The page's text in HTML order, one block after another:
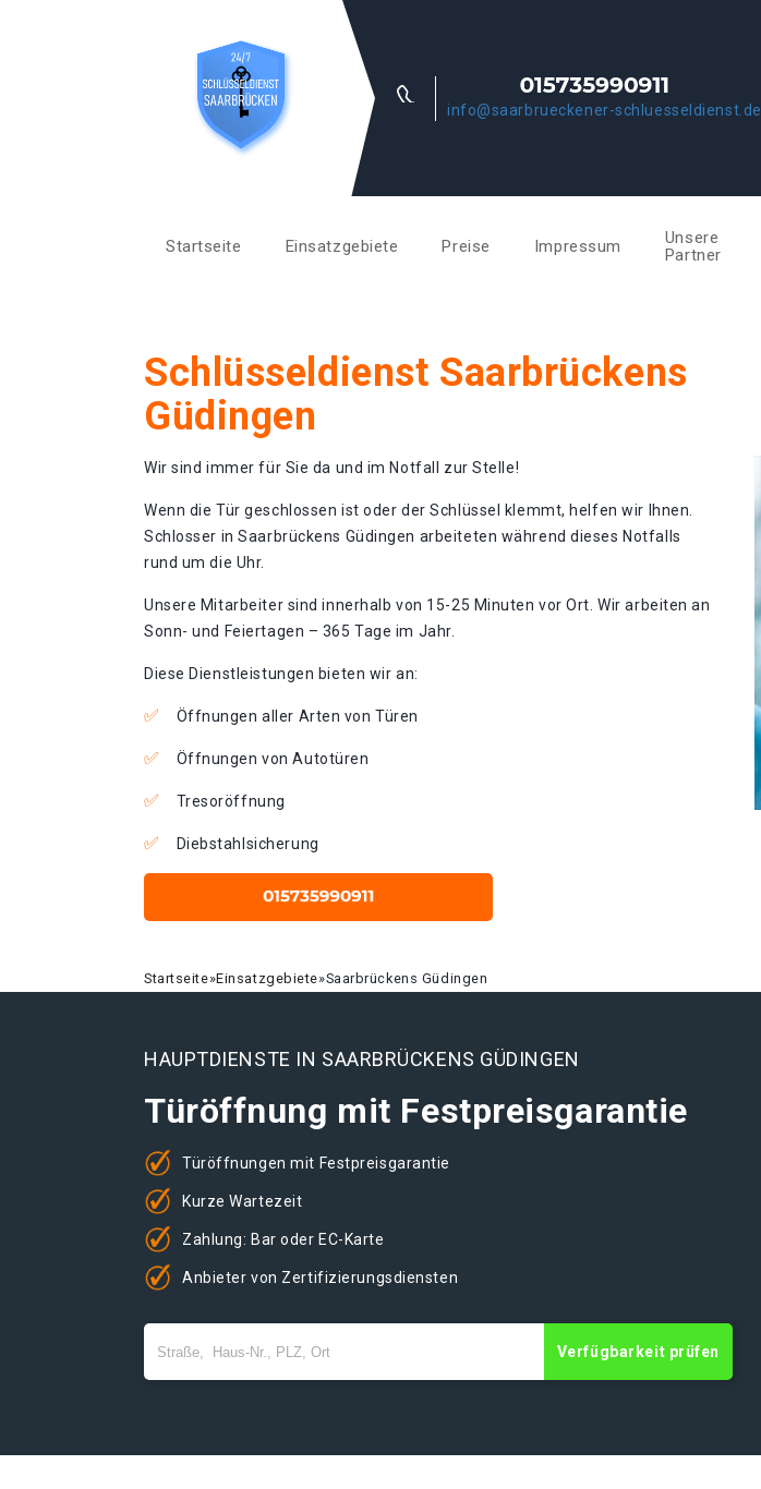
info@saarbrueckener-schluesseldienst.de
Startseite Einsatzgebiete Preise Impressum
Unsere
Partner
Schlüsseldienst Saarbrückens
Güdingen
Wir sind immer für Sie da und im Notfall zur Stelle!
Wenn die Tür geschlossen ist oder der Schlüssel klemmt, helfen wir Ihnen.
Schlosser in Saarbrückens Güdingen arbeiteten während dieses Notfalls
rund um die Uhr.
Unsere Mitarbeiter sind innerhalb von 15-25 Minuten vor Ort. Wir arbeiten an
Sonn- und Feiertagen – 365 Tage im Jahr.
Diese Dienstleistungen bieten wir an:
Öffnungen aller Arten von Türen
Öffnungen von Autotüren
Tresoröffnung
Diebstahlsicherung
Startseite»Einsatzgebiete»Saarbrückens Güdingen
HAUPTDIENSTE IN SAARBRÜCKENS GÜDINGEN
Türöffnung mit Festpreisgarantie
Türöffnungen mit Festpreisgarantie
Kurze Wartezeit
Zahlung: Bar oder EC-Karte
Anbieter von Zertifizierungsdiensten
Verfügbarkeit prüfen